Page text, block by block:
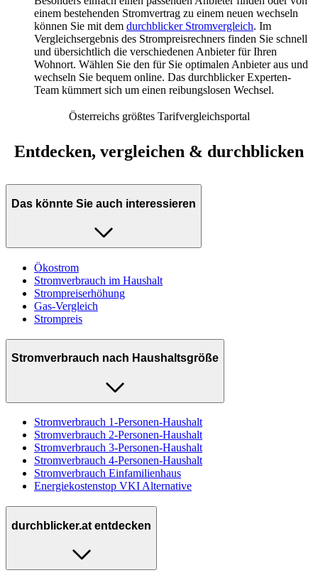
einem bestehenden Stromvertrag zu einem neuen wechseln
können Sie mit dem durchblicker Stromvergleich. Im
Vergleichsergebnis des Strompreisrechners finden Sie schnell
und übersichtlich die verschiedenen Anbieter für Ihren
Wohnort. Wählen Sie den für Sie optimalen Anbieter aus und
wechseln Sie bequem online. Das durchblicker Experten-
Team kümmert sich um einen reibungslosen Wechsel.
Österreichs größtes Tarifvergleichsportal
Entdecken, vergleichen & durchblicken
Das könnte Sie auch interessieren
Ökostrom
Stromverbrauch im Haushalt
Strompreiserhöhung
Gas-Vergleich
Strompreis
Stromverbrauch nach Haushaltsgröße
Stromverbrauch 1-Personen-Haushalt
Stromverbrauch 2-Personen-Haushalt
Stromverbrauch 3-Personen-Haushalt
Stromverbrauch 4-Personen-Haushalt
Stromverbrauch Einfamilienhaus
Energiekostenstop VKI Alternative
durchblicker.at entdecken